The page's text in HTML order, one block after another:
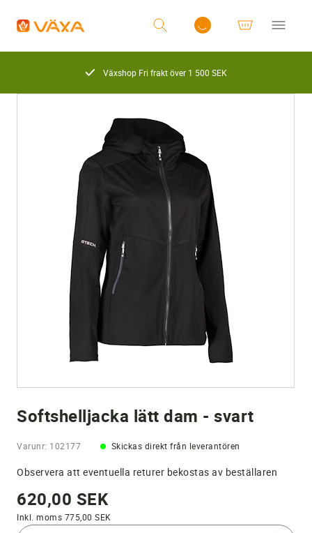
Växshop Fri frakt över 1 500 SEK
Softshelljacka lätt dam - svart
Varunr: 102177 Skickas direkt från leverantören
Observera att eventuella returer bekostas av beställaren
620,00 SEK
Inkl. moms 775,00 SEK